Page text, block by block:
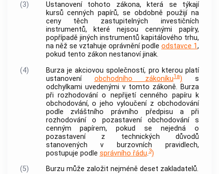
(3)
Ustanovení tohoto zákona, která se týkají
kursůcenných papírů, se obdobně použijí na
ceny těch zastupitelných investičních
instrumentů, které nejsoucennými papíry,
popřípadě jiných instrumentů kapitálového trhu,
na něž se vztahuje oprávnění podle odstavce 1,
pokud tento zákon nestanoví jinak.
(4)
Burza je akciovou společností, pro kterou platí
ustanovení obchodního zákoníku1a) s
odchylkami uvedenými v tomto zákoně. Burza
při rozhodování o nepřijetícenného papíru k
obchodování, o jeho vyloučení z obchodování
podle zvláštního právního předpisu a při
rozhodování o pozastavení obchodování s
cenným papírem, pokud se nejedná o
pozastavení z technických důvodů
stanovených v burzovních pravidlech,
postupuje podle správního řádu.3)
(5)
Burzu může založit nejméně deset zakladatelů.